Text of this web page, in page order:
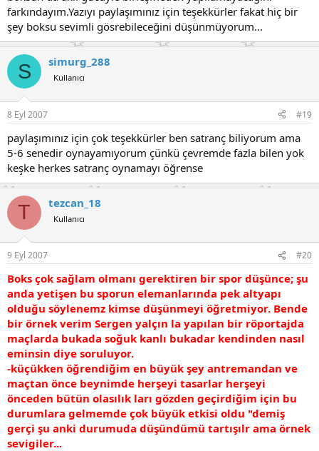
farkındayım.Yazıyı paylaşımınız için teşekkürler fakat hiç bir
şey boksu sevimli gösrebileceğini düşünmüyorum...
S simurg_288
Kullanıcı
8 Eyl 2007 #19
paylaşımınız için çok teşekkürler ben satranç biliyorum ama
5-6 senedir oynayamıyorum çünkü çevremde fazla bilen yok
keşke herkes satranç oynamayı öğrense
T tezcan_18
Kullanıcı
9 Eyl 2007 #20
Boks çok sağlam olmanı gerektiren bir spor düşünce; şu
anda yetişen bu sporun elemanlarında pek altyapı
olduğu söylenemz kimse düşünmeyi öğretmiyor. Bende
bir örnek verim Sergen yalçın la yapılan bir röportajda
maçlarda bukada soğuk kanlı bukadar kendinden nasıl
eminsin diye soruluyor.
-küçükken öğrendiğim en büyük şey antremandan ve
maçtan önce beynimde herşeyi tasarlar herşeyi
önceden bütün olasılık ları gözden geçirdiğim için bu
durumlara gelmemde çok büyük etkisi oldu "demiş
gerçi şu anki durumuda düşündümü tartışılr ama örnek
sevigiler...